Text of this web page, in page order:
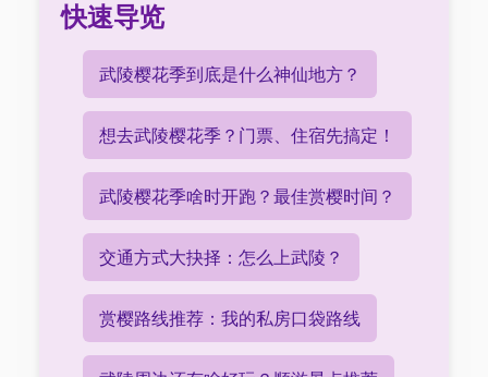
快速导览
武陵樱花季到底是什么神仙地方？
想去武陵樱花季？门票、住宿先搞定！
武陵樱花季啥时开跑？最佳赏樱时间？
交通方式大抉择：怎么上武陵？
赏樱路线推荐：我的私房口袋路线